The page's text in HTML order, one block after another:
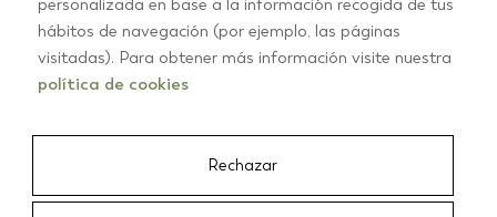
ANTIC PASTELS
+10
hábitos de navegación (por ejemplo, las páginas
visitadas). Para obtener más información visite nuestra
política de cookies
Rechazar